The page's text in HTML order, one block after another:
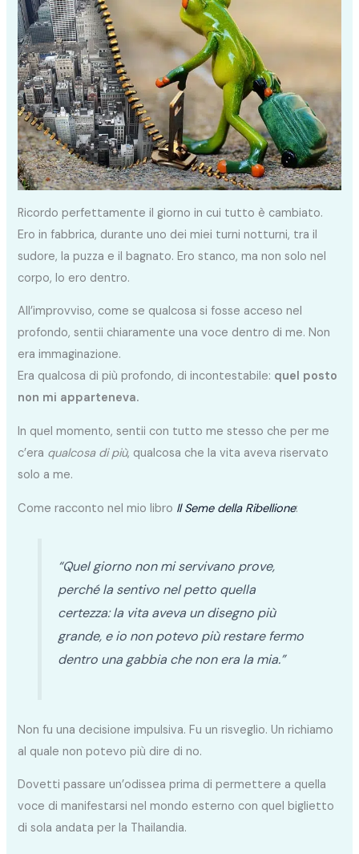
Ricordo perfettamente il giorno in cui tutto è cambiato.
Ero in fabbrica, durante uno dei miei turni notturni, tra il
sudore, la puzza e il bagnato. Ero stanco, ma non solo nel
corpo, lo ero dentro.
All’improvviso, come se qualcosa si fosse acceso nel
profondo, sentii chiaramente una voce dentro di me. Non
era immaginazione.
Era qualcosa di più profondo, di incontestabile: quel posto
non mi apparteneva.
In quel momento, sentii con tutto me stesso che per me
c’era qualcosa di più, qualcosa che la vita aveva riservato
solo a me.
Come racconto nel mio libro Il Seme della Ribellione:
“Quel giorno non mi servivano prove,
perché la sentivo nel petto quella
certezza: la vita aveva un disegno più
grande, e io non potevo più restare fermo
dentro una gabbia che non era la mia.”
Non fu una decisione impulsiva. Fu un risveglio. Un richiamo
al quale non potevo più dire di no.
Dovetti passare un’odissea prima di permettere a quella
voce di manifestarsi nel mondo esterno con quel biglietto
di sola andata per la Thailandia.